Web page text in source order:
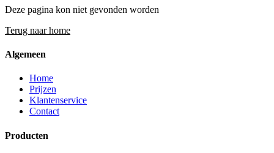
Deze pagina kon niet gevonden worden
Terug naar home
Algemeen
Home
Prijzen
Klantenservice
Contact
Producten